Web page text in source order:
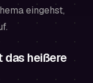
eingehst,
das heißere